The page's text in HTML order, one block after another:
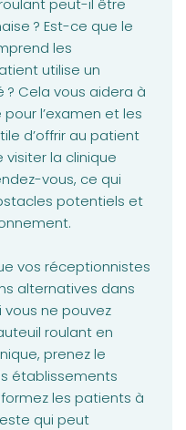
peut-il être
? Est-ce que le
les
utilise un
Cela vous aidera à
l’examen et les
d’offrir au patient
la clinique
vous, ce qui
potentiels et
vos réceptionnistes
alternatives dans
vous ne pouvez
roulant en
prenez le
établissements
les patients à
qui peut